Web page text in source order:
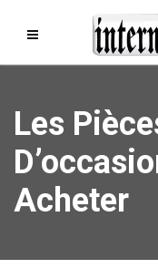
Les
Acheter